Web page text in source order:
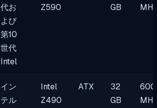
代お
よび
第10
世代
Intel
Z590
GB
イン
テル
Intel
Z490
ATX
32
GB